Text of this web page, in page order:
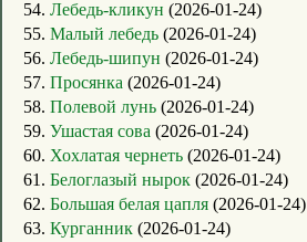
54. Лебедь-кликун (2026-01-24)
55. Малый лебедь (2026-01-24)
56. Лебедь-шипун (2026-01-24)
57. Просянка (2026-01-24)
58. Полевой лунь (2026-01-24)
59. Ушастая сова (2026-01-24)
60. Хохлатая чернеть (2026-01-24)
61. Белоглазый нырок (2026-01-24)
62. Большая белая цапля (2026-01-24)
63. Курганник (2026-01-24)